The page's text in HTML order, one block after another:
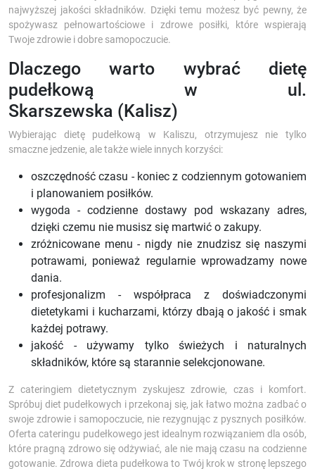
najwyższej jakości składników. Dzięki temu możesz być pewny, że
spożywasz pełnowartościowe i zdrowe posiłki, które wspierają
Twoje zdrowie i dobre samopoczucie.
Dlaczego warto wybrać dietę
pudełkową w ul.
Skarszewska (Kalisz)
Wybierając dietę pudełkową w Kaliszu, otrzymujesz nie tylko
smaczne jedzenie, ale także wiele innych korzyści:
oszczędność czasu - koniec z codziennym gotowaniem
i planowaniem posiłków.
wygoda - codzienne dostawy pod wskazany adres,
dzięki czemu nie musisz się martwić o zakupy.
zróżnicowane menu - nigdy nie znudzisz się naszymi
potrawami, ponieważ regularnie wprowadzamy nowe
dania.
profesjonalizm - współpraca z doświadczonymi
dietetykami i kucharzami, którzy dbają o jakość i smak
każdej potrawy.
jakość - używamy tylko świeżych i naturalnych
składników, które są starannie selekcjonowane.
Z cateringiem dietetycznym zyskujesz zdrowie, czas i komfort.
Spróbuj diet pudełkowych i przekonaj się, jak łatwo można zadbać o
swoje zdrowie i samopoczucie, nie rezygnując z pysznych posiłków.
Oferta cateringu pudełkowego jest idealnym rozwiązaniem dla osób,
które pragną zdrowo się odżywiać, ale nie mają czasu na codzienne
gotowanie. Zdrowa dieta pudełkowa to Twój krok w stronę lepszego